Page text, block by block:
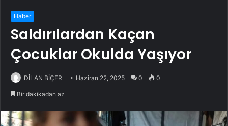
Haber
Saldırılardan Kaçan
Çocuklar Okulda Yaşıyor
DİLAN BİÇER Haziran 22, 2025 0 0
Bir dakikadan az